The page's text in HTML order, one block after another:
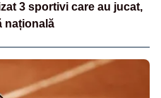
3 sportivi care au jucat,
națională